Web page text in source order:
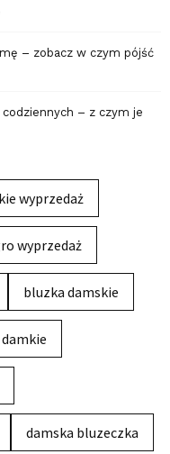
– zobacz w czym pójść
– z czym je
wyprzedaż
wyprzedaż
bluzka damskie
damska bluzeczka